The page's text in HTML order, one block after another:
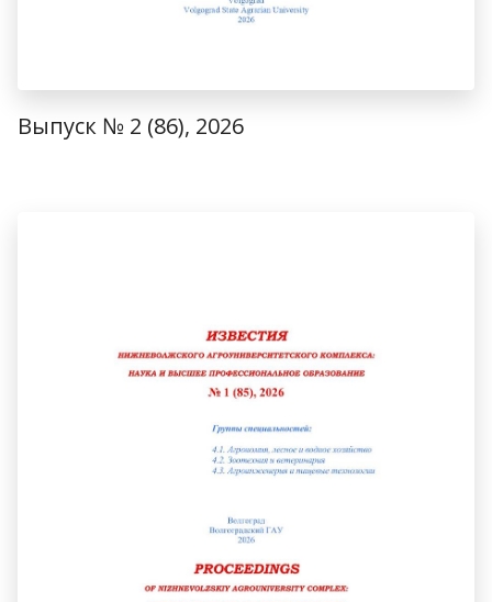
Выпуск № 2 (86), 2026